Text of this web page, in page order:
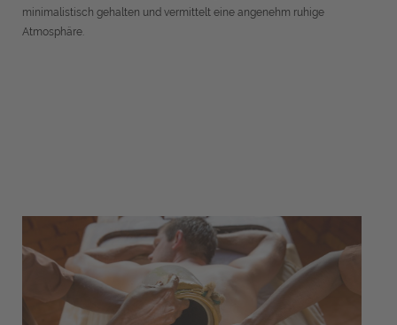
minimalistisch gehalten und vermittelt eine angenehm ruhige
Atmosphäre.